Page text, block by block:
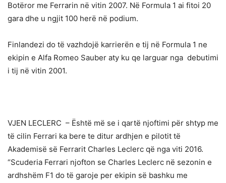
Botëror me Ferrarin në vitin 2007. Në Formula 1 ai fitoi 20
gara dhe u ngjit 100 herë në podium.
Finlandezi do të vazhdojë karrierën e tij në Formula 1 ne
ekipin e Alfa Romeo Sauber aty ku qe larguar nga debutimi
i tij në vitin 2001.
VJEN LECLERC – Është më se i qartë njoftimi për shtyp me
të cilin Ferrari ka bere te ditur ardhjen e pilotit të
Akademisë së Ferrarit Charles Leclerc që nga viti 2016.
“Scuderia Ferrari njofton se Charles Leclerc në sezonin e
ardhshëm F1 do të garoje per ekipin së bashku me